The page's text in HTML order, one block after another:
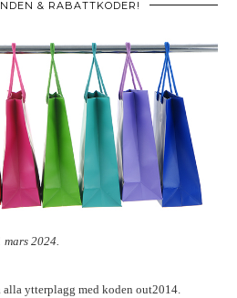
& RABATTKODER!
2024.
alla ytterplagg med koden out2014.